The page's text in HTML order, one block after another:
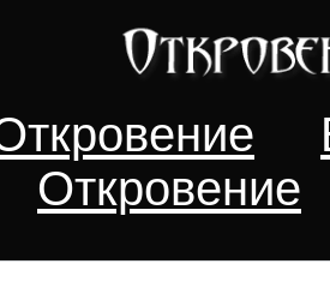
Откровение